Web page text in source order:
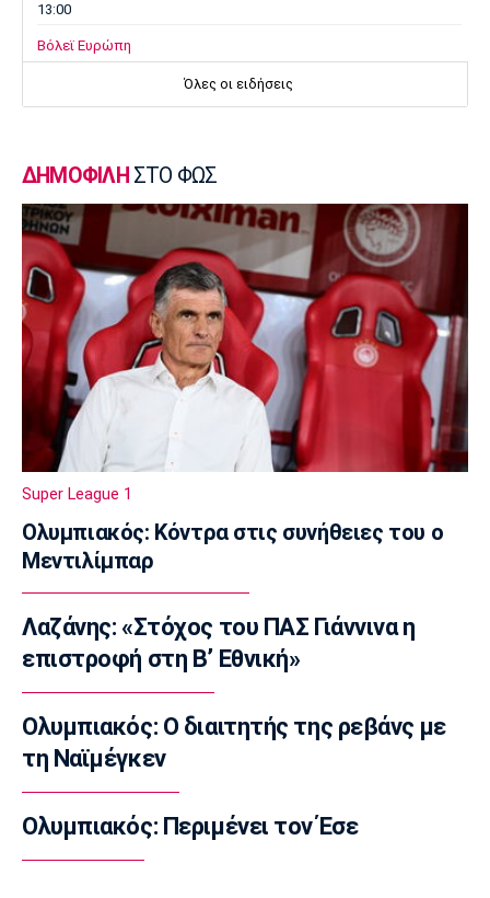
13:00
Βόλεϊ Ευρώπη
Oι ευχές της ΕΟΕ στις Εθνικές Ομάδες βόλεϊ
Ευρωμπάσκετ U16: Πρεμιέρα με την Ισπανία
Μπάσκετ Ελλάδα
Στη Θεσσαλονίκη ο Μπεν Μουρ -
«Δημιουργήθηκε ένα πραγματικά πολύ
δυνατό ρόστερ»
12:30
Ποδόσφαιρο Γυναικών
Ολυμπιακός: Η Νάνσυ Ατάκο πρώτη ξένη
στην ιστορία του τμήματος ποδοσφαίρου
Γυναικών
12:20
Μπράουν: «Ευχαριστώ τους οπαδούς των
Σέλτικς που συνεχίζουν να με στηρίζουν»
12:10
Europa League
Η «Οδύσσεια» της Ιμπέρια και τα διπλά
στάνταρ της ΟΥΕΦΑ
Επικαιρότητα
Χωρίς τις αισθήσεις της ανασύρθηκε
53χρονη από ακάλυπτο στη
Μιχαλακοπούλου
Όλες οι ειδήσεις
ΔΗΜΟΦΙΛΗ ΣΤΟ ΦΩΣ
Super League 1
Ολυμπιακός: Κόντρα στις συνήθειες του ο
Μεντιλίμπαρ
Λαζάνης: «Στόχος του ΠΑΣ Γιάννινα η
επιστροφή στη Β’ Εθνική»
Ολυμπιακός: Ο διαιτητής της ρεβάνς με
τη Ναϊμέγκεν
Ολυμπιακός: Περιμένει τον Έσε